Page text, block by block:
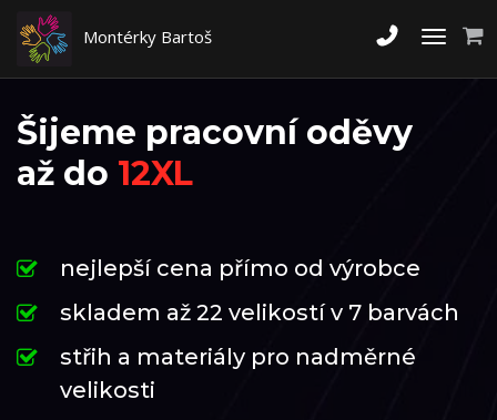
Toggle
Montérky Bartoš
Šijeme pracovní oděvy
až do 12XL
nejlepší cena přímo od výrobce
skladem až 22 velikostí v 7 barvách
střih a materiály pro nadměrné
velikosti